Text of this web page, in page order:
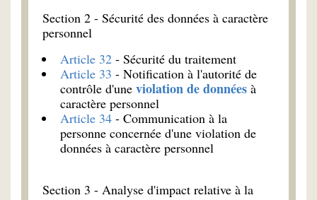
Section 2 - Sécurité des données à caractère
personnel
Article 32 - Sécurité du traitement
Article 33 - Notification à l'autorité de
contrôle d'une violation de données à
caractère personnel
Article 34 - Communication à la
personne concernée d'une violation de
données à caractère personnel
Section 3 - Analyse d'impact relative à la